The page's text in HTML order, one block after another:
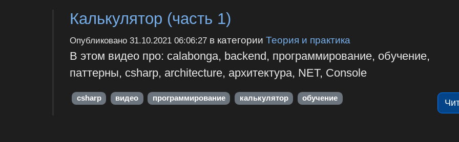
Калькулятор (часть 1)
Опубликовано 31.10.2021 06:06:27в категории Теория и практика
В этом видео про: calabonga, backend, программирование, обучение,
паттерны, csharp, architecture, архитектура, NET, Console
csharp видео программирование калькулятор обучение